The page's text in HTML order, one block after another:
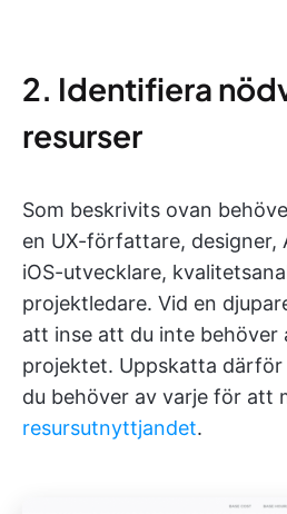
2. Identifiera
resurser
Som beskrivits ovan
en UX-författare, designer,
iOS-utvecklare,
projektledare. Vid en
att inse att du inte behöver
projektet. Uppskatta
du behöver av varje för att
resursutnyttjandet.